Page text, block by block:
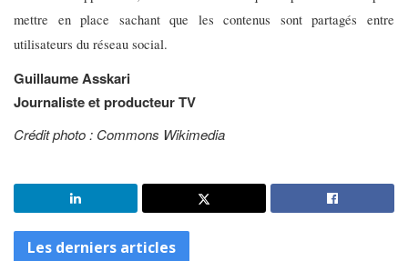
mettre en place sachant que les contenus sont partagés entre
utilisateurs du réseau social.
Guillaume Asskari
Journaliste et producteur TV
Crédit photo : Commons Wikimedia
Les derniers articles